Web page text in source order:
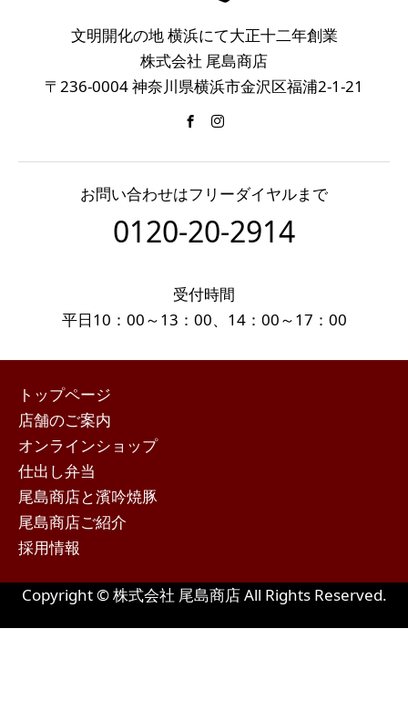
文明開化の地 横浜にて大正十二年創業
株式会社 尾島商店
〒236-0004 神奈川県横浜市金沢区福浦2-1-21
お問い合わせはフリーダイヤルまで
0120-20-2914
受付時間
平日10：00～13：00、14：00～17：00
トップページ
店舗のご案内
オンラインショップ
仕出し弁当
尾島商店と濱吟焼豚
尾島商店ご紹介
採用情報
Copyright © 株式会社 尾島商店 All Rights Reserved.